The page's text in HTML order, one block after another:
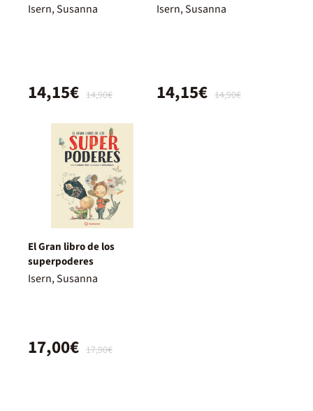
Isern, Susanna
14,90€
14,15€
Isern, Susanna
14,90€
14,15€
El Gran libro de los
superpoderes
Isern, Susanna
17,90€
17,00€